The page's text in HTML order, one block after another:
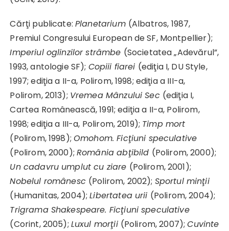
Cărţi publicate:Planetarium (Albatros, 1987,
Premiul Congresului European de SF, Montpellier);
Imperiul oglinzilor strâmbe (Societatea „Adevărul”,
1993, antologie SF); Copiii fiarei (ediţia I, DU Style,
1997; ediţia a II-a, Polirom, 1998; ediţia a III-a,
Polirom, 2013); Vremea Mânzului Sec (ediţia I,
Cartea Românească, 1991; ediţia a II-a, Polirom,
1998; ediţia a III-a, Polirom, 2019); Timp mort
(Polirom, 1998);Omohom. Ficţiuni speculative
(Polirom, 2000);România abţibild (Polirom, 2000);
Un cadavru umplut cu ziare (Polirom, 2001);
Nobelul românesc (Polirom, 2002); Sportul minţii
(Humanitas, 2004);Libertatea urii (Polirom, 2004);
Trigrama Shakespeare. Ficţiuni speculative
(Corint, 2005); Luxul morţii (Polirom, 2007);Cuvinte